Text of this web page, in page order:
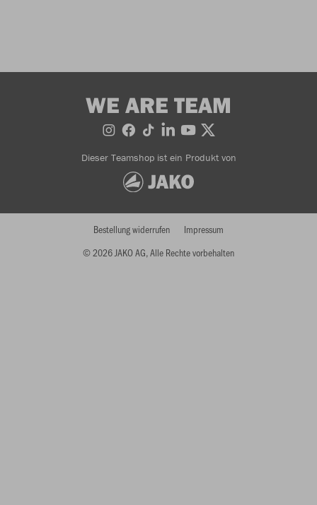
WE ARE TEAM
Dieser Teamshop ist ein Produkt von
© 2026 JAKO AG, Alle Rechte vorbehalten
Bestellung widerrufen Impressum